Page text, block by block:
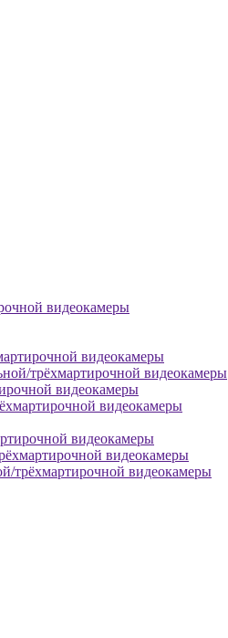
видеокамеры
видеокамеры
трёхмартирочной видеокамеры
видеокамеры
видеокамеры
видеокамеры
видеокамеры
трёхмартирочной видеокамеры